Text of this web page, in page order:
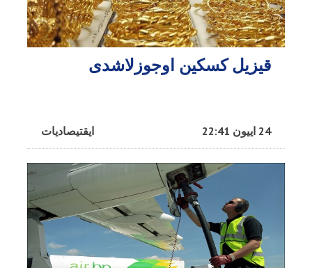
قیزیل کسکین اوجوزلاشدی
ایقتیصادیات 24 اییون 22:41